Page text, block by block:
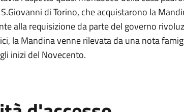
di Torino, che acquistarono la
alla requisizione da parte del governo
la Mandina venne rilevata da una nota
inizi del Novecento.